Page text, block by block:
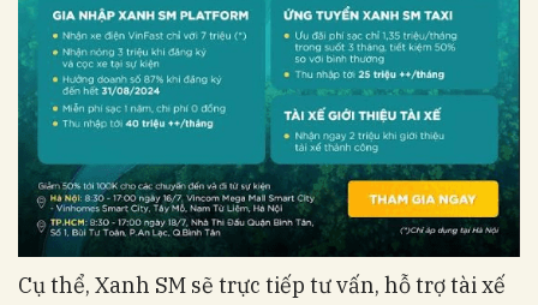
Cụ thể, Xanh SM sẽ trực tiếp tư vấn, hỗ trợ tài xế